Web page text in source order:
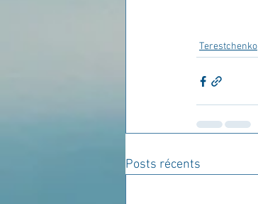
Terestchenko
Posts récents